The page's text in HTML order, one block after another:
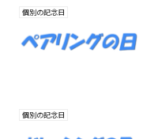
個別の記念日
個別の記念日